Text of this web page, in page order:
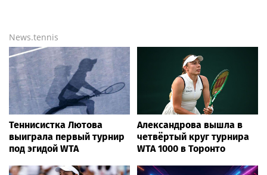
News.tennis
Теннисистка Лютова
выиграла первый турнир
под эгидой WTA
Александрова вышла в
четвёртый круг турнира
WTA 1000 в Торонто